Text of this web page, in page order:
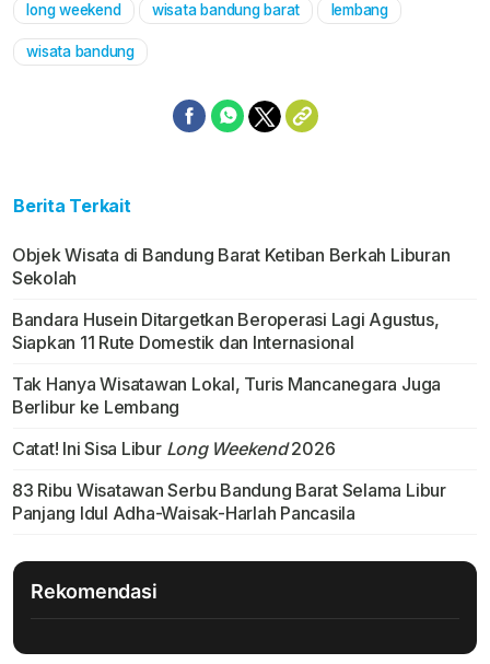
Mute
long weekend wisata bandung barat lembang
wisata bandung
Berita Terkait
Objek Wisata di Bandung Barat Ketiban Berkah Liburan
Sekolah
Bandara Husein Ditargetkan Beroperasi Lagi Agustus,
Siapkan 11 Rute Domestik dan Internasional
Tak Hanya Wisatawan Lokal, Turis Mancanegara Juga
Berlibur ke Lembang
Catat! Ini Sisa Libur Long Weekend2026
83 Ribu Wisatawan Serbu Bandung Barat Selama Libur
Panjang Idul Adha-Waisak-Harlah Pancasila
Rekomendasi